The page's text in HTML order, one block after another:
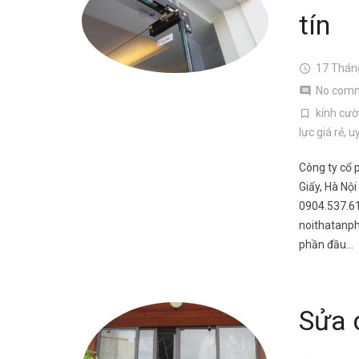
tín
17
No
kính
lực giá rẻ,
Công ty cổ
Giấy, Hà
phần đầu…
Sửa